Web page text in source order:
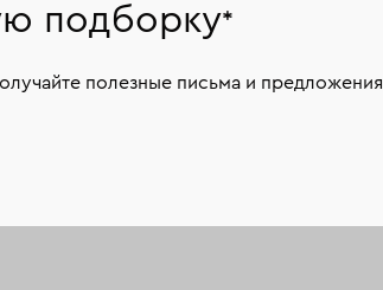
подборку*
полезные письма и предложения